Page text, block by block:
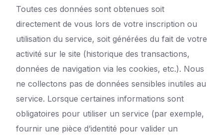
Toutes ces données sont obtenues soit
directement de vous lors de votre inscription ou
utilisation du service, soit générées du fait de votre
activité sur le site (historique des transactions,
données de navigation via les cookies, etc.). Nous
ne collectons pas de données sensibles inutiles au
service. Lorsque certaines informations sont
obligatoires pour utiliser un service (par exemple,
fournir une pièce d’identité pour valider un